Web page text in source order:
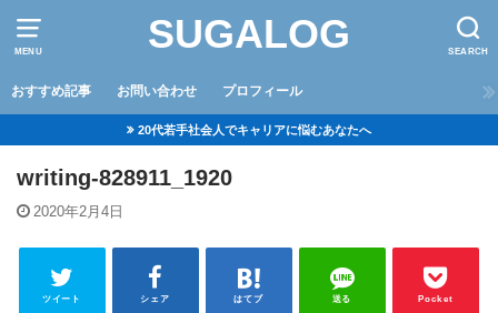
MENU SEARCH
SUGALOG
おすすめ記事 お問い合わせ プロフィール
20代若手社会人でキャリアに悩むあなたへ
writing-828911_1920
2020年2月4日
ツイート シェア はてブ 送る Pocket